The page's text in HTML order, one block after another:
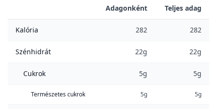
Adagonként Teljes adag
Kalória 282 282
Szénhidrát 22g 22g
Cukrok 5g 5g
Természetes cukrok 5g 5g